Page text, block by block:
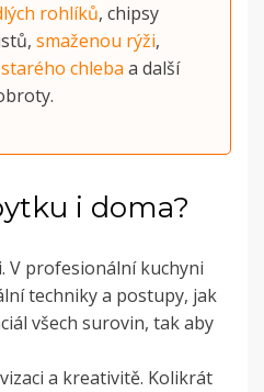
rohlíků, chipsy
smaženou rýži,
chleba a další
i doma?
V profesionální kuchyni
techniky a postupy, jak
všech surovin, tak aby
a kreativitě. Kolikrát